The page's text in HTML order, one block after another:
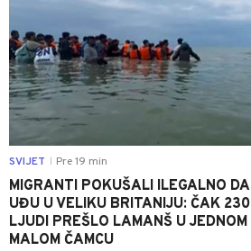
SVIJET Pre 19 min
MIGRANTI POKUŠALI ILEGALNO DA
UĐU U VELIKU BRITANIJU: ČAK 230
LJUDI PREŠLO LAMANŠ U JEDNOM
MALOM ČAMCU